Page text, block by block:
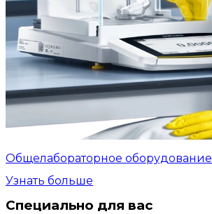
Общелабораторное оборудование
Узнать больше
Специально для вас